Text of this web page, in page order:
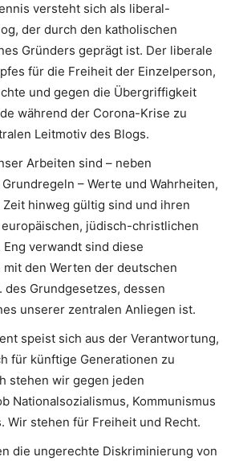
versteht sich als liberal-
der durch den katholischen
Gründers geprägt ist. Der liberale
für die Freiheit der Einzelperson,
und gegen die Übergriffigkeit
während der Corona-Krise zu
Leitmotiv des Blogs.
Arbeiten sind – neben
– Werte und Wahrheiten,
hinweg gültig sind und ihren
jüdisch-christlichen
verwandt sind diese
den Werten der deutschen
des Grundgesetzes, dessen
unserer zentralen Anliegen ist.
speist sich aus der Verantwortung,
für künftige Generationen zu
stehen wir gegen jeden
Nationalsozialismus, Kommunismus
Wir stehen für Freiheit und Recht.
die ungerechte Diskriminierung von